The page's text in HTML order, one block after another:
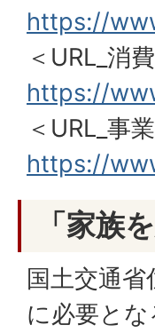
https://
＜URL_消
https://
＜URL_事
https://
「家族
国土交通
に必要と